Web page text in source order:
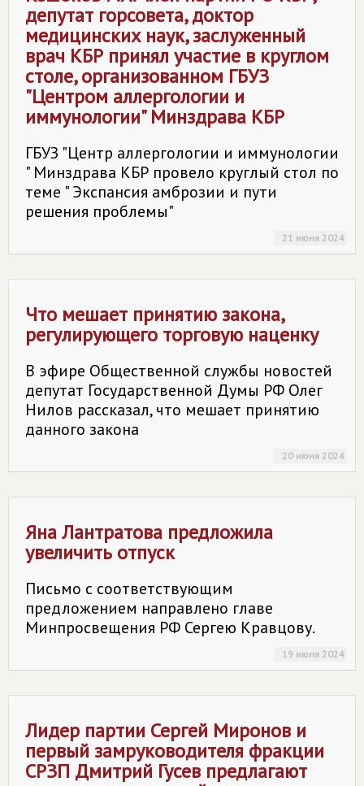
депутат горсовета, доктор
медицинских наук, заслуженный
врач КБР принял участие в круглом
столе, организованном ГБУЗ
"Центром аллергологии и
иммунологии" Минздрава КБР
ГБУЗ "Центр аллергологии и иммунологии
" Минздрава КБР провело круглый стол по
теме " Экспансия амброзии и пути
решения проблемы"
21 июня 2024
Что мешает принятию закона,
регулирующего торговую наценку
В эфире Общественной службы новостей
депутат Государственной Думы РФ Олег
Нилов рассказал, что мешает принятию
данного закона
20 июня 2024
Яна Лантратова предложила
увеличить отпуск
Письмо с соответствующим
предложением направлено главе
Минпросвещения РФ Сергею Кравцову.
19 июня 2024
Лидер партии Сергей Миронов и
первый замруководителя фракции
СРЗП Дмитрий Гусев предлагают